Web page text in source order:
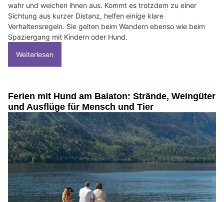
wahr und weichen ihnen aus. Kommt es trotzdem zu einer
Sichtung aus kurzer Distanz, helfen einige klare
Verhaltensregeln. Sie gelten beim Wandern ebenso wie beim
Spaziergang mit Kindern oder Hund.
Weiterlesen
Ferien mit Hund am Balaton: Strände, Weingüter
und Ausflüge für Mensch und Tier